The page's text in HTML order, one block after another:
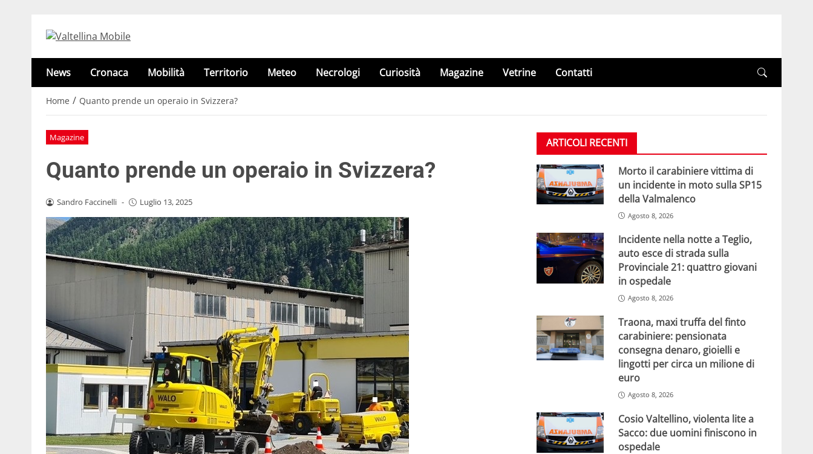
News Cronaca Mobilità Territorio Meteo Necrologi Curiosità Magazine Vetrine Contatti
Home / Quanto prende un operaio in Svizzera?
Magazine
Quanto prende un operaio in Svizzera?
Sandro Faccinelli - Luglio 13, 2025
ARTICOLI RECENTI
Morto il carabiniere vittima di
un incidente in moto sulla SP15
della Valmalenco
Agosto 8, 2026
Incidente nella notte a Teglio,
auto esce di strada sulla
Provinciale 21: quattro giovani
in ospedale
Agosto 8, 2026
Traona, maxi truffa del finto
carabiniere: pensionata
consegna denaro, gioielli e
lingotti per circa un milione di
euro
Agosto 8, 2026
Cosio Valtellino, violenta lite a
Sacco: due uomini finiscono in
ospedale